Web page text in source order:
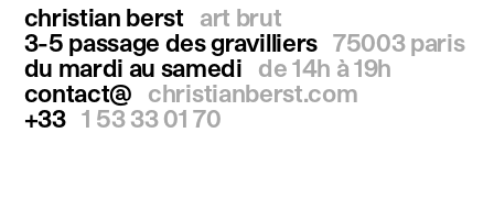
christian berst
art brut
3-5 passage des gravilliers 75003 paris
du mardi au samedi
de 14h à 19h
contact@
christianberst.com
+33 1 53 33 01 70